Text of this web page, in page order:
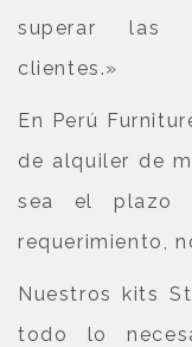
superar las
clientes.»
En Perú
de alquiler de
sea el plazo
requerimiento,
Nuestros kits
todo lo